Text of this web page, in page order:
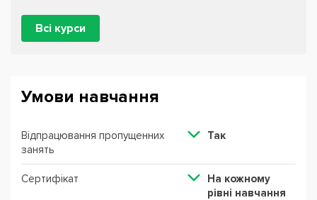
Всі курси
Умови навчання
Відпрацювання пропущенних
занять
Так
Сертифікат
На кожному
рівні навчання